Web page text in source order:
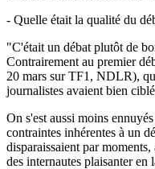
- Quelle était la qualité du
"C'était un débat plutôt de
Contrairement au premier
20 mars sur TF1, NDLR),
journalistes avaient bien
On s'est aussi moins
contraintes inhérentes à un
disparaissaient par
des internautes plaisanter en